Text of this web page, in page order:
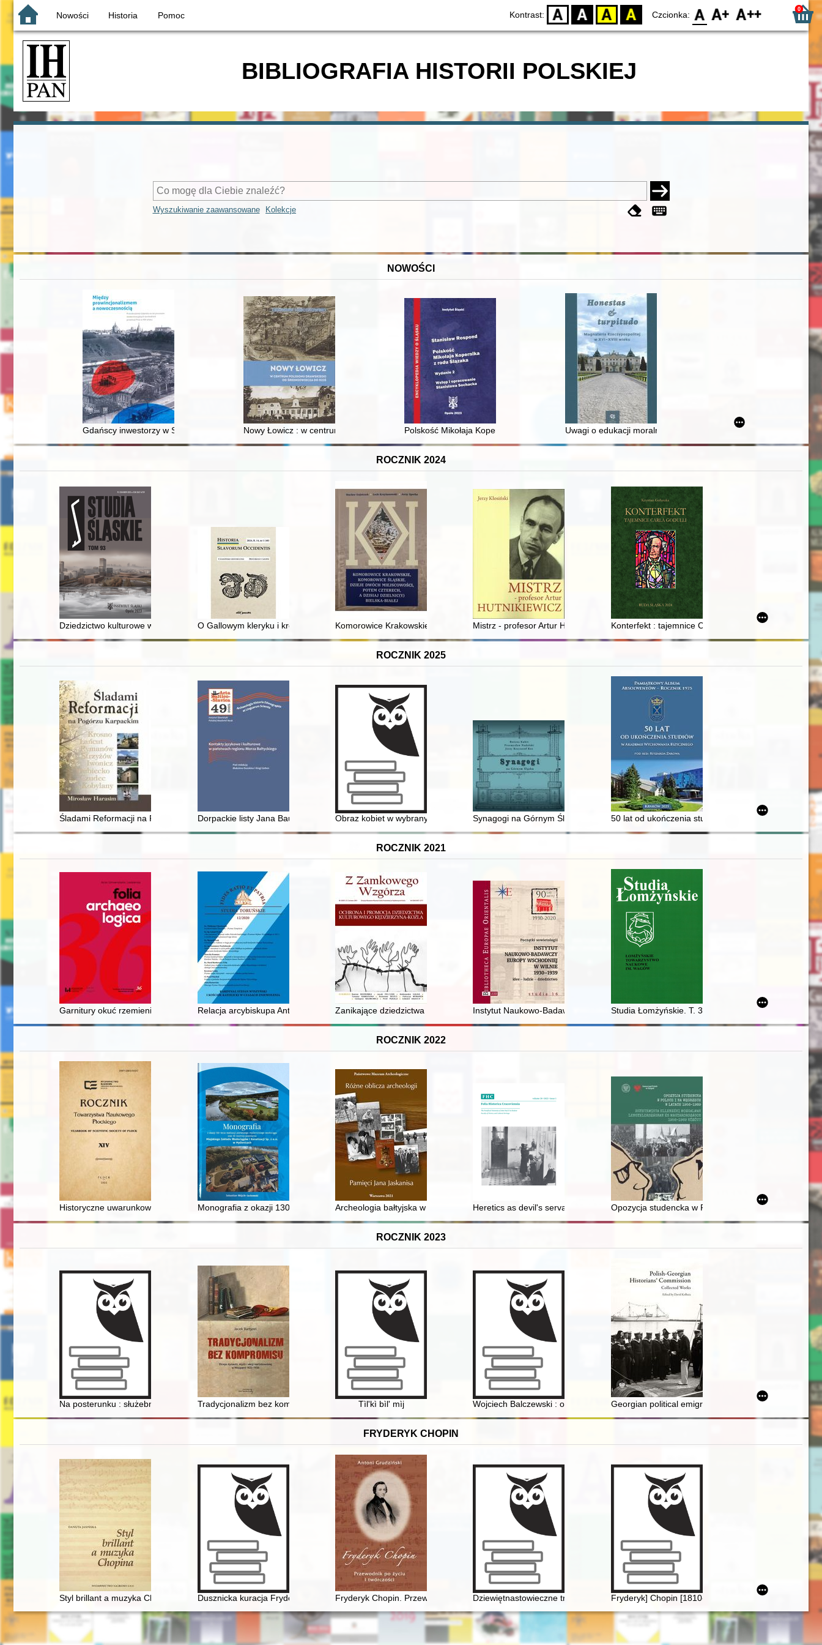
Nowości Historia Pomoc Kontrast: D BW YB BY Czcionka: F0 F1 F2 0
BIBLIOGRAFIA HISTORII POLSKIEJ
Wyszukiwanie zaawansowane Kolekcje
NOWOŚCI
Gdańscy inwestorzy w Sopocie : prestiż finansowy i towarzyski lokalnego mieszczaństwa w 2. poł. XIX w
Nowy Łowicz : w centrum poligonu drawskiego od średniowiecza do dziś
Polskość Mikołaja Kopernika z rodu ŚlązakaUwagi o edukacji moralnej synów szlacheckich w XVI-wiecznej
ROCZNIK 2024
Dziedzictwo kulturowe w procesie rozwoju kapitału społecznego, ekonomicznego i środowiskowego na Śląsku Opolskim (w świetle wyników badań ankietowych)
O Gallowym kleryku i królu Bolesławie Szczodrym raz jeszczeKomorowice Krakowskie, Komorowice Śląskie : dzieje dwóch miejscowości, potem czterech, a dzisiaj dzielnic(y) Bielska-Białej
Mistrz - profesor Artur Hutnikiewicz Konterfekt : tajemnice Carla Goduli
ROCZNIK 2025
Śladami Reformacji na Pogórzu Karpackim : odrzuceni - niezapomnianiDorpackie listy Jana Baudouina de Courtenay do Jana Karłowicza z lat 1887-1891. Cz. 2
Obraz kobiet w wybranych dziełach historiografii kościelnej z VI wieku. Cz. 2, The image of women in selected works of
Synagogi na Górnym Śląsku 50 lat od ukończenia studiów w Akademii
ROCZNIK 2021
Garnitury okuć rzemieni i inne elementy ozdobne wielkomorawskich mieczy = Sword-belt sets and other decorations of the Great Moravian swords
Relacja arcybiskupa Antoniego Baraniaka o sytuacji polskiego duszpasterstwa w Anglii z listopada 1972 r
Zanikające dziedzictwa : Kilka słów o kozielskiej wsi. Cz. 1Instytut Naukowo-Badawczy Europy Wschodniej w Wilnie (1930-1939) : myśl i dziedzictwo
Studia Łomżyńskie. T. 30 (2020)
ROCZNIK 2022
Historyczne uwarunkowania funkcjonowania i polityki pieniężnej Systemu Rezerwy Federalnej jako banku centralnego Stanów Zjednoczonych = Historical conditions of the functioning and
Monografia z okazji 130-lecia realizacji pierwszego myślenickiego wodociągu oraz 30 rocznicy powstania Miejskiego Zakładu Wodociągów i Kanalizacji Sp. z o.o.
Archeologia bałtyjska w badaniach Jana JaskanisaHeretics as devil's servants : the construction of religious otherness in Silesian
Opozycja studencka w Polsce i na Węgrzech w
ROCZNIK 2023
Na posterunku : służebniczki dębickie w Jędrzejowie - wybrane aspekty działalności
Tradycjonalizm bez kompromisu : dzieje dynastii, myśli i akcji karlistowskiej w Hiszpanii 1833-1936
Tìl'kì bìl' mìj Wojciech Balczewski : oblicza PRL : Mała Galeria Fotografii ZPAF, ul. Różana 1, Toruń
Georgian political emigration to Poland and the
FRYDERYK CHOPIN
Styl brillant a muzyka Chopina Dusznicka kuracja Fryderyka Chopina w świetle zachowanych źródeł
Fryderyk Chopin. Przewodnik po życiu i twórczościDziewiętnastowieczne transkrypcje utworów Fryderyka Chopina. Aspekty historyczne,
Fryderyk] Chopin [1810-1849]